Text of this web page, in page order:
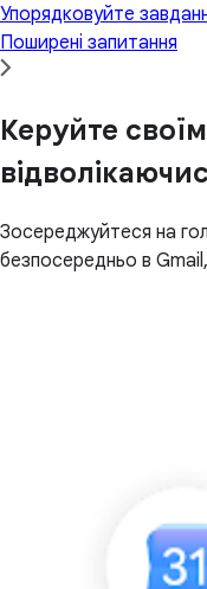
Упорядковуйте
Поширені запитання
Керуйте
Зосереджуйтеся на
безпосередньо в